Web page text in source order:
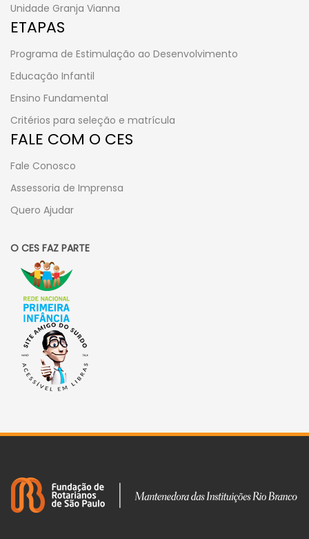
Unidade Granja Vianna
ETAPAS
Programa de Estimulação ao Desenvolvimento
Educação Infantil
Ensino Fundamental
Critérios para seleção e matrícula
FALE COM O CES
Fale Conosco
Assessoria de Imprensa
Quero Ajudar
O CES FAZ PARTE